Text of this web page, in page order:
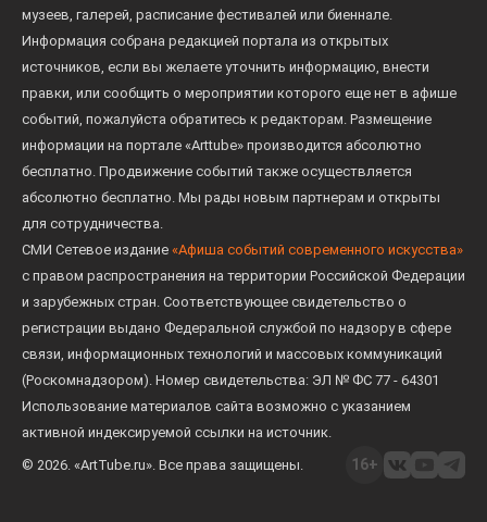
музеев, галерей, расписание фестивалей или биеннале.
Информация собрана редакцией портала из открытых
источников, если вы желаете уточнить информацию, внести
правки, или сообщить о мероприятии которого еще нет в афише
событий, пожалуйста обратитесь к редакторам. Размещение
информации на портале «Arttube» производится абсолютно
бесплатно. Продвижение событий также осуществляется
абсолютно бесплатно. Мы рады новым партнерам и открыты
для сотрудничества.
СМИ Сетевое издание «Афиша событий современного искусства»
с правом распространения на территории Российской Федерации
и зарубежных стран. Соответствующее свидетельство о
регистрации выдано Федеральной службой по надзору в сфере
связи, информационных технологий и массовых коммуникаций
(Роскомнадзором). Номер свидетельства: ЭЛ № ФС 77 - 64301
Использование материалов сайта возможно с указанием
активной индексируемой ссылки на источник.
© 2026. «ArtTube.ru». Все права защищены.
16+